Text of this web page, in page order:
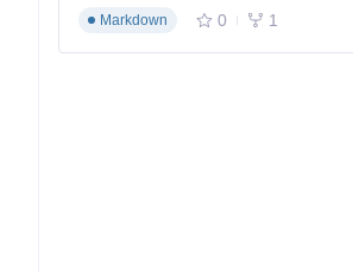
这一改动通过检查元素类名中是否包
Markdown
0 1